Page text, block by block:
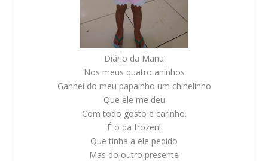
Diário da Manu
Nos meus quatro aninhos
Ganhei do meu papainho um chinelinho
Que ele me deu
Com todo gosto e carinho.
É o da frozen!
Que tinha a ele pedido
Mas do outro presente